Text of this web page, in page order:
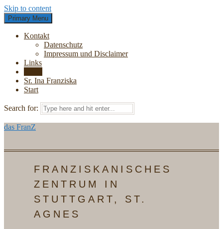
Skip to content
Primary Menu
Kontakt
Datenschutz
Impressum und Disclaimer
Links
Sr. Ina Franziska
Start
Search for:
das FranZ
FRANZISKANISCHES
ZENTRUM IN
STUTTGART, ST.
AGNES